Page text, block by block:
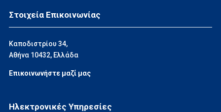
Στοιχεία Επικοινωνίας
Καποδιστρίου 34,
Αθήνα 10432, Ελλάδα
Επικοινωνήστε μαζί μας
Ηλεκτρονικές Υπηρεσίες